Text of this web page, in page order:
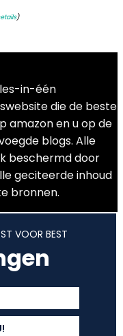
)
in-één
die de beste
amazon en u op de
blogs. Alle
beschermd door
geciteerde inhoud
bronnen.
VOOR BEST